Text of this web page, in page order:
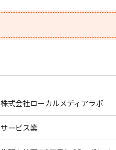
株式会社ローカルメディアラボ
サービス業